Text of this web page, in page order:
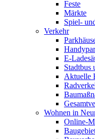
Feste
Märkte
Spiel-
Verkehr
E-
Stadtbus
Aktuelle
Wohnen in
Online-